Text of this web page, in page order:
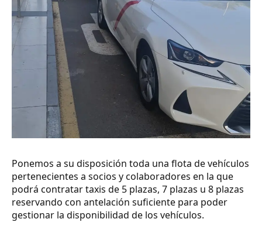
Ponemos a su disposición toda una flota de vehículos
pertenecientes a socios y colaboradores en la que
podrá contratar taxis de 5 plazas, 7 plazas u 8 plazas
reservando con antelación suficiente para poder
gestionar la disponibilidad de los vehículos.